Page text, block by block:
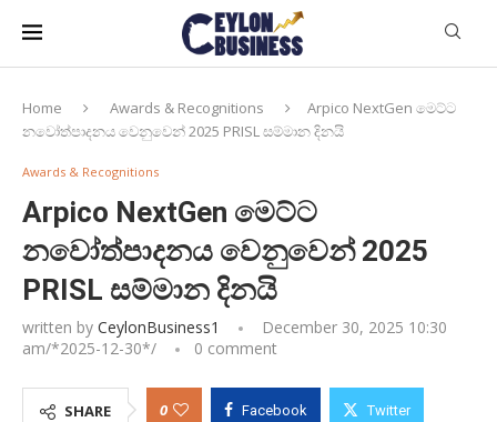
Home Awards & Recognitions
Arpico NextGen මෙට්ට
නවෝත්පාදනය වෙනුවෙන් 2025 PRISL සම්මාන දිනයි
Awards & Recognitions
Arpico NextGen මෙට්ට
නවෝත්පාදනය වෙනුවෙන් 2025
PRISL සම්මාන දිනයි
written by CeylonBusiness1
December 30, 2025 10:30
am/*2025-12-30*/ 0 comment
SHARE 0 Facebook Twitter